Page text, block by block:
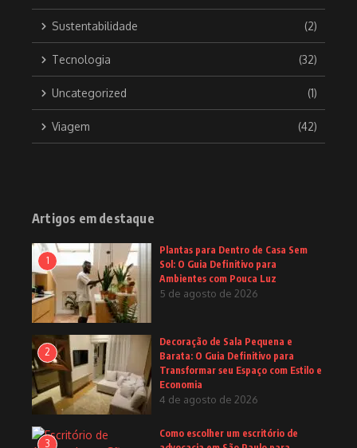
Sustentabilidade (2)
Tecnologia (32)
Uncategorized (1)
Viagem (42)
Artigos em destaque
1
Plantas para Dentro de Casa Sem
Sol: O Guia Definitivo para
Ambientes com Pouca Luz
5 de agosto de 2026
2
Decoração de Sala Pequena e
Barata: O Guia Definitivo para
Transformar seu Espaço com Estilo e
Economia
4 de agosto de 2026
3
Como escolher um escritório de